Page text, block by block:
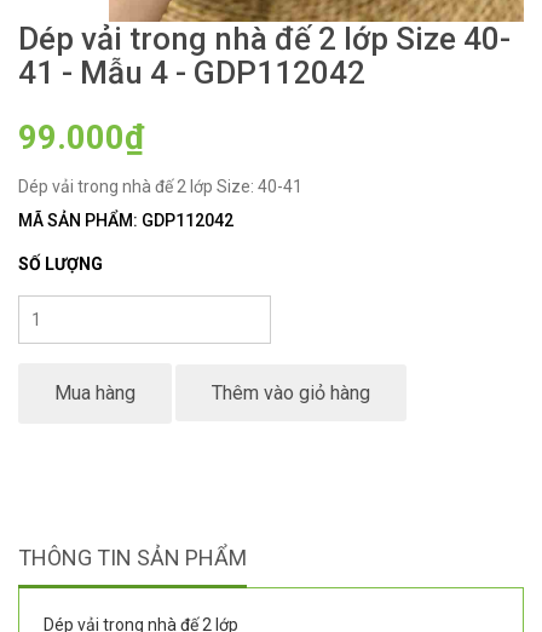
Dép vải trong nhà đế 2 lớp Size 40-
41 - Mẫu 4 - GDP112042
99.000₫
Dép vải trong nhà đế 2 lớp Size: 40-41
MÃ SẢN PHẨM: GDP112042
SỐ LƯỢNG
Mua hàng Thêm vào giỏ hàng
THÔNG TIN SẢN PHẨM
Dép vải trong nhà đế 2 lớp